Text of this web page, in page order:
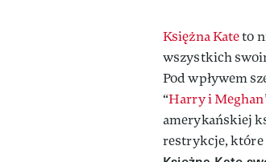
Księżna Kateto
wszystkich
Pod wpływem
“Harry iMeghan
amerykańskiej
restrykcje, które